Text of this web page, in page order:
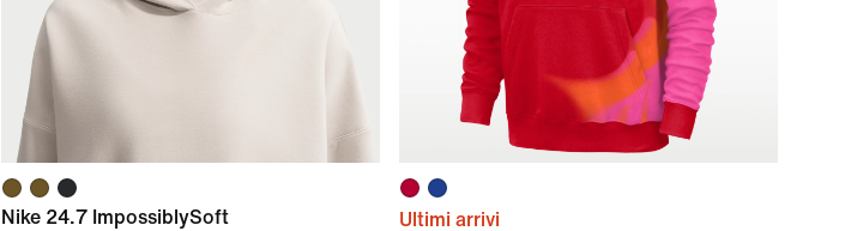
Nike 24.7 ImpossiblySoft
Ultimi arrivi